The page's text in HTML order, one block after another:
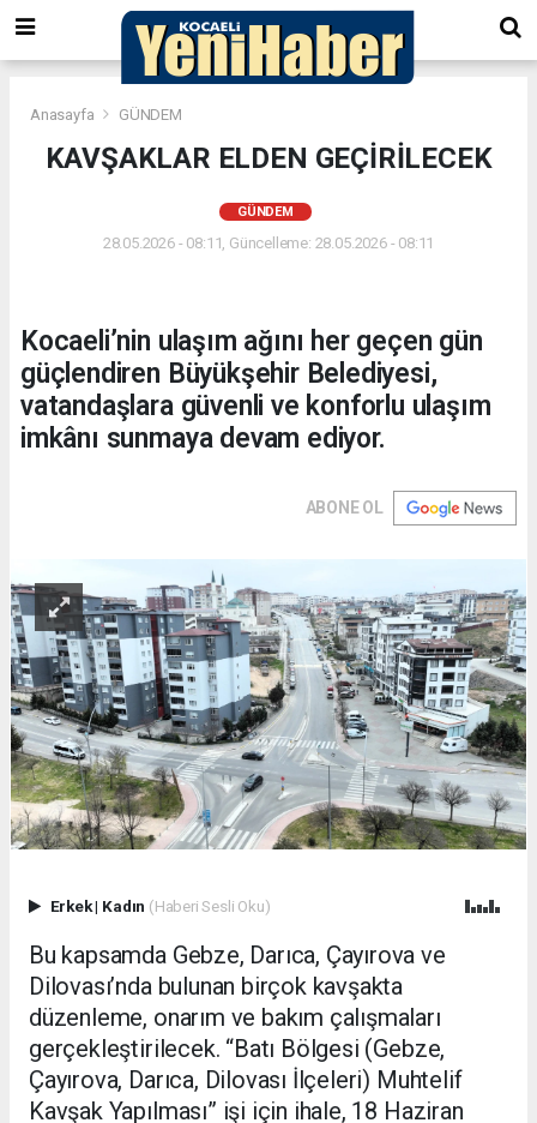
Anasayfa GÜNDEM
KAVŞAKLAR ELDEN GEÇİRİLECEK
GÜNDEM
28.05.2026 - 08:11, Güncelleme: 28.05.2026 - 08:11
Kocaeli’nin ulaşım ağını her geçen gün
güçlendiren Büyükşehir Belediyesi,
vatandaşlara güvenli ve konforlu ulaşım
imkânı sunmaya devam ediyor.
ABONE OL
Erkek| Kadın (Haberi Sesli Oku)
Bu kapsamda Gebze, Darıca, Çayırova ve
Dilovası’nda bulunan birçok kavşakta
düzenleme, onarım ve bakım çalışmaları
gerçekleştirilecek. “Batı Bölgesi (Gebze,
Çayırova, Darıca, Dilovası İlçeleri) Muhtelif
Kavşak Yapılması” işi için ihale, 18 Haziran